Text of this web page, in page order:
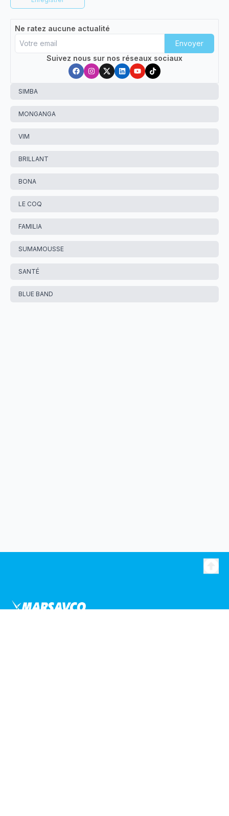
Ne ratez aucune actualité
Envoyer
Suivez nous sur nos réseaux sociaux
SIMBA
MONGANGA
VIM
BRILLANT
BONA
LE COQ
FAMILIA
SUMAMOUSSE
SANTÉ
BLUE BAND